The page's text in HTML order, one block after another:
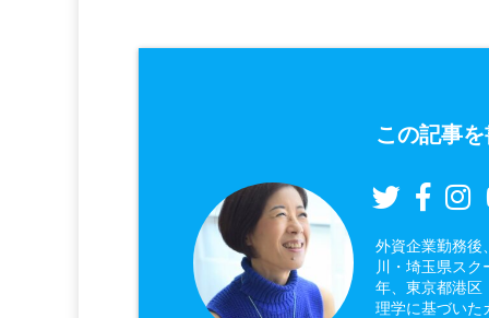
この記事
外資企業勤務後
川・埼玉県ス
年、東京都港区
理学に基づいた